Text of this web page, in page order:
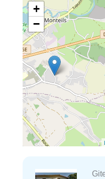
+
−